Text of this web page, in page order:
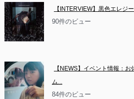
【INTERVIEW】黒色エレジ
90件のビュー
【NEWS】イベント情報：
ム...
84件のビュー